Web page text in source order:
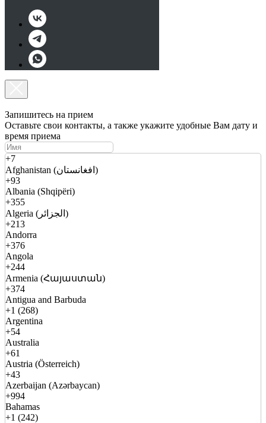
Запишитесь на прием
Оставьте свои контакты, а также укажите удобные Вам дату и
время приема
+7
Afghanistan (افغانستان)
+93
Albania (Shqipëri)
+355
Algeria (الجزائر)
+213
Andorra
+376
Angola
+244
Armenia (Հայաստան)
+374
Antigua and Barbuda
+1 (268)
Argentina
+54
Australia
+61
Austria (Österreich)
+43
Azerbaijan (Azərbaycan)
+994
Bahamas
+1 (242)